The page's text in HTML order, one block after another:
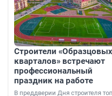
Строители «Образцовых
кварталов» встречают
профессиональный
праздник на работе
В преддверии Дня строителя